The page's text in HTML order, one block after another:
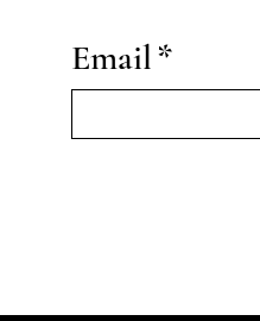
Email*